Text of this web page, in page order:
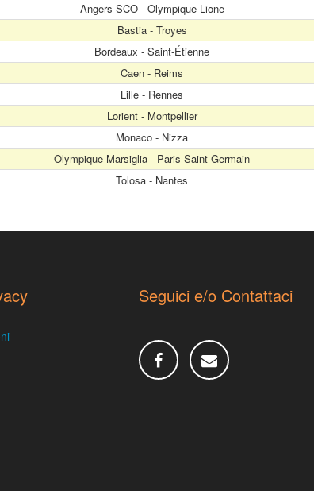
Angers SCO - Olympique Lione
Bastia - Troyes
Bordeaux - Saint-Étienne
Caen - Reims
Lille - Rennes
Lorient - Montpellier
Monaco - Nizza
Olympique Marsiglia - Paris Saint-Germain
Tolosa - Nantes
Seguici e/o Contattaci